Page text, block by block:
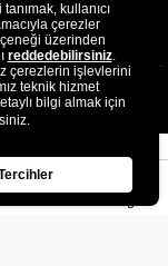
kullanıcı
çerezler
üzerinden
reddedebilirsiniz.
çerezlerin işlevlerini
teknik hizmet
bilgi almak için